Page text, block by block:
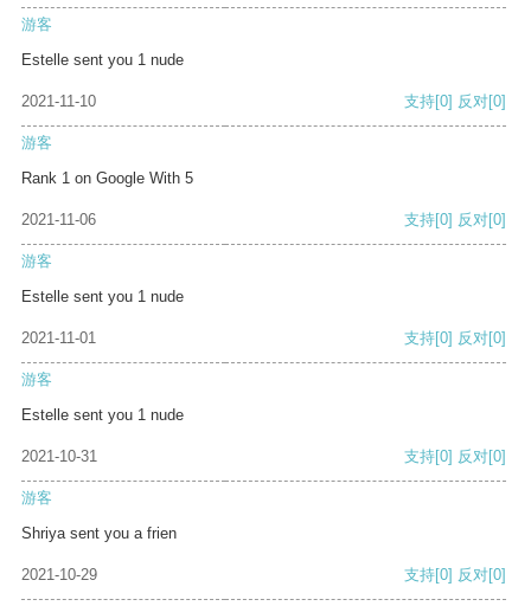
游客
Estelle sent you 1 nude
2021-11-10 支持[0] 反对[0]
游客
Rank 1 on Google With 5
2021-11-06 支持[0] 反对[0]
游客
Estelle sent you 1 nude
2021-11-01 支持[0] 反对[0]
游客
Estelle sent you 1 nude
2021-10-31 支持[0] 反对[0]
游客
Shriya sent you a frien
2021-10-29 支持[0] 反对[0]